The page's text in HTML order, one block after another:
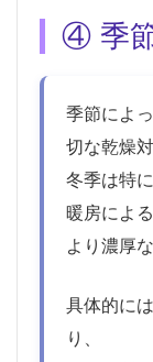
④ 季
季節によ
切な乾燥
冬季は特
暖房によ
より濃厚
具体的に
り、